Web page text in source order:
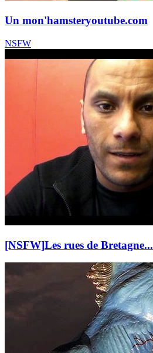
Un mon'hamsteryoutube.com
NSFW
[NSFW]Les rues de Bretagne...